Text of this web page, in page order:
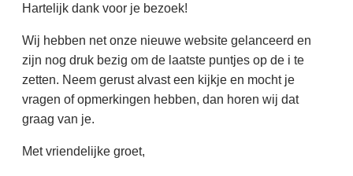
Groepen
Informatie
vooruit!
CONTACT
Hartelijk dank voor je bezoek!
Wij hebben net onze nieuwe website gelanceerd en
zijn nog druk bezig om de laatste puntjes op de i te
zetten. Neem gerust alvast een kijkje en mocht je
vragen of opmerkingen hebben, dan horen wij dat
graag van je.
Met vriendelijke groet,